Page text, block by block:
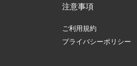
注意事項
ご利用規約
プライバシーポリシー